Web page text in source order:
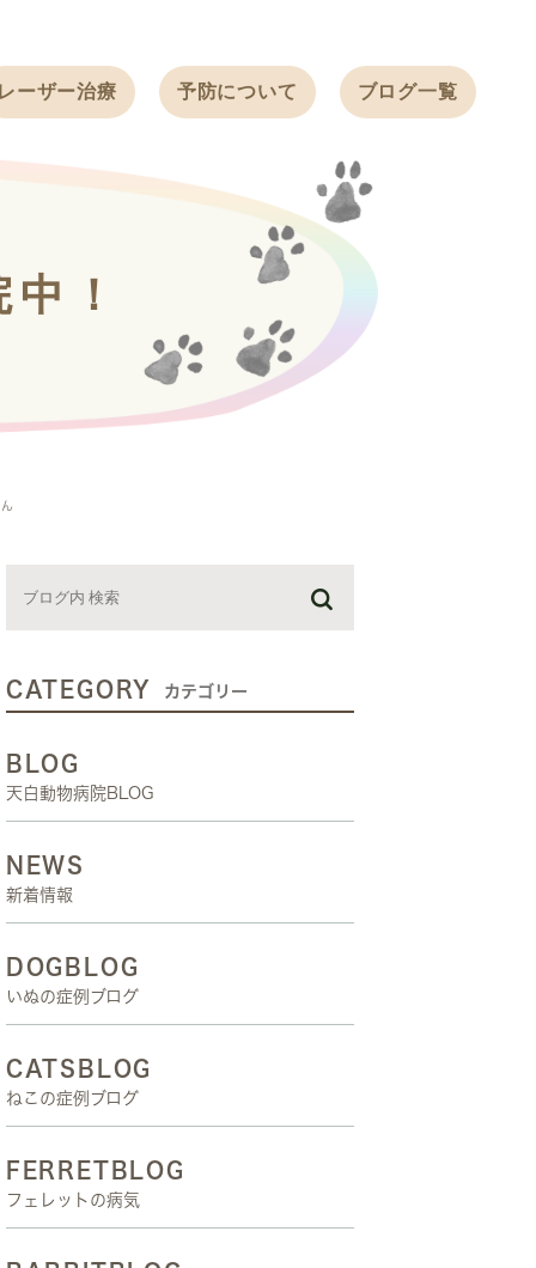
ーザー治療 予防について
感染症予防
フィラリア
ワクチン
ブログ一覧
天白動物病院
BLOG
天白動物病院
NEWS
ワンちゃんの症
例ブログ
ネコちゃんの症
！
CATEGORY カテゴリー
BLOG
天白動物病院BLOG
NEWS
新着情報
DOGBLOG
いぬの症例ブログ
CATSBLOG
ねこの症例ブログ
FERRETBLOG
フェレットの病気